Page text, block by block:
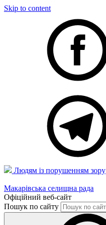
Skip to content
Людям із порушенням зору
Макарівська селищна рада
Офіційний веб-сайт
Пошук по сайту